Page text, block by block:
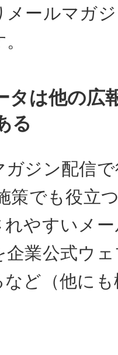
メールマガ
タは他の広
る
ガジン配信
策でも役立
れやすいメ
企業公式ウ
ど（他に